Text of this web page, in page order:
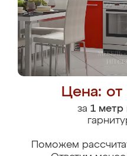
Цена:
за 1 метр
Поможем